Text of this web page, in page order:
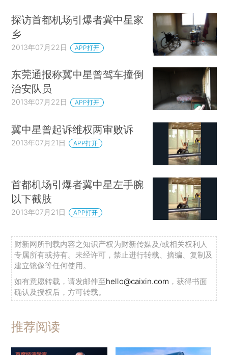
探访首都机场引爆者冀中星家
乡
2013年07月22日 APP打开
东莞通报称冀中星曾驾车撞倒
治安队员
2013年07月22日 APP打开
冀中星曾起诉维权两审败诉
2013年07月21日 APP打开
首都机场引爆者冀中星左手腕
以下截肢
2013年07月21日 APP打开
财新网所刊载内容之知识产权为财新传媒及/或相关权利人
专属所有或持有。未经许可，禁止进行转载、摘编、复制及
建立镜像等任何使用。
如有意愿转载，请发邮件至hello@caixin.com ，获得书面
确认及授权后，方可转载。
推荐阅读